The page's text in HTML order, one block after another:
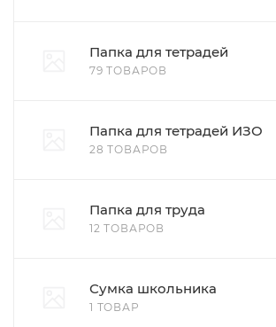
Папка для тетрадей
79 ТОВАРОВ
Папка для тетрадей ИЗО
28 ТОВАРОВ
Папка для труда
12 ТОВАРОВ
Сумка школьника
1 ТОВАР